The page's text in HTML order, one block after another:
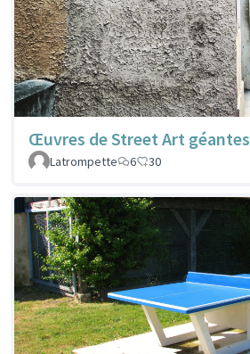
Œuvres de Street Art géantes
Latrompette
6 30